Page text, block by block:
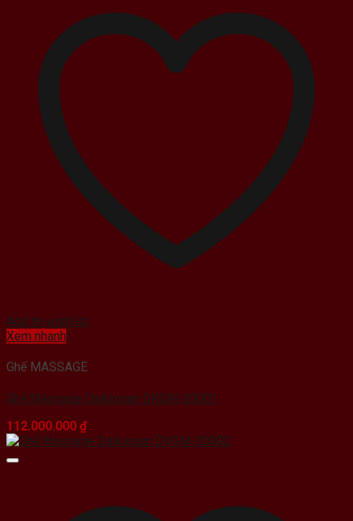
Add to wishlist
Xem nhanh
Ghế MASSAGE
Ghế Massage Daikiosan DKGM-20001
112.000.000 ₫